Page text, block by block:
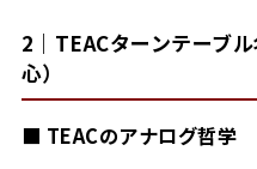
2｜TEACターンテーブ
心）
■ TEACのアナログ哲学